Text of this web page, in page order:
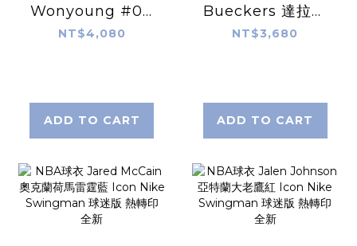
Wonyoung #04
IVE 洛杉磯快艇紅
版 熱轉印 全新
NT$4,080
ADD TO CART
Bueckers 達拉斯
飛馬藍 Rebel
NT$3,680
ADD TO CART